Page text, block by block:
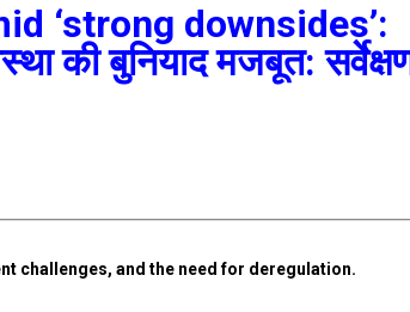
‘strong downsides’:
की बुनियाद मजबूत:
challenges, and the need for deregulation.